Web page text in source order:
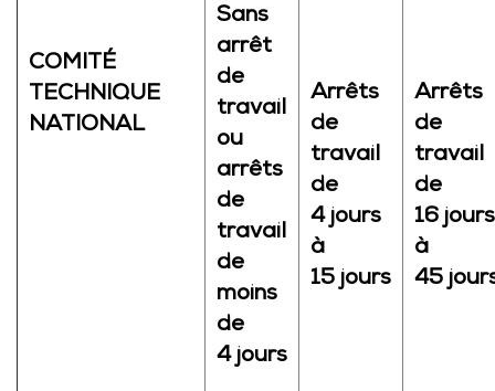
COMITÉ
TECHNIQUE
NATIONAL
Sans
arrêt
de
travail
ou
arrêts
de
travail
de
moins
de
4 jours
Arrêts
de
travail
de
4 jours
à
15 jours
Arrêts
de
travail
de
16 jours
à
45